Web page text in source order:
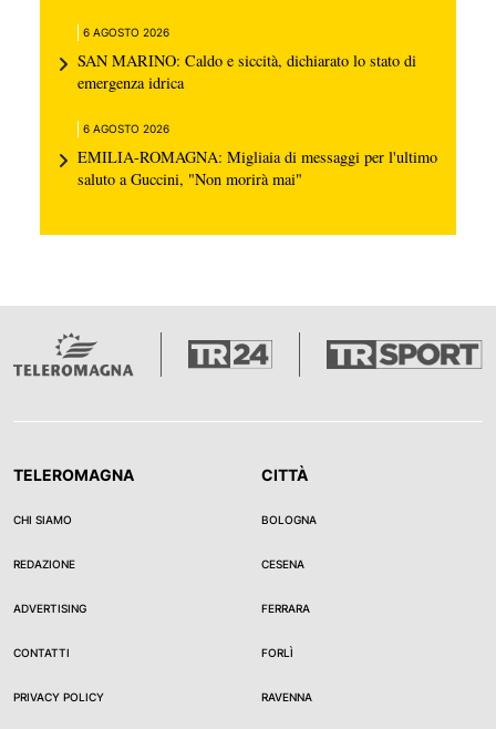
6 AGOSTO 2026
SAN MARINO: Caldo e siccità, dichiarato lo stato di
emergenza idrica
6 AGOSTO 2026
EMILIA-ROMAGNA: Migliaia di messaggi per l'ultimo
saluto a Guccini, "Non morirà mai"
TELEROMAGNA
CHI SIAMO
REDAZIONE
ADVERTISING
CONTATTI
PRIVACY POLICY
CITTÀ
BOLOGNA
CESENA
FERRARA
FORLÌ
RAVENNA